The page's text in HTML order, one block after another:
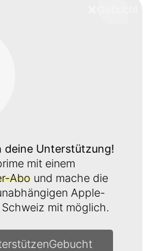
deine Unterstützung!
mit einem
Abo und mache die
Apple-
mit möglich.